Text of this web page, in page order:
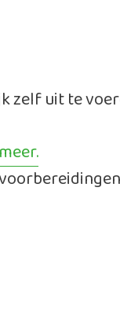
zelf uit te